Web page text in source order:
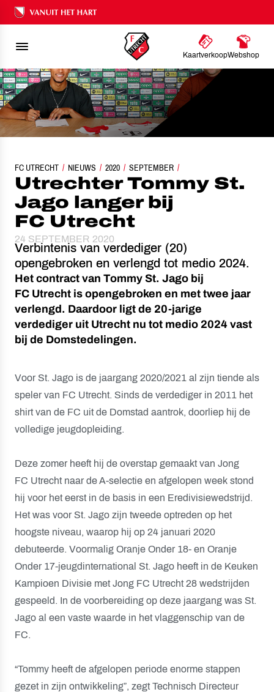
Ons nalatenschap
KaartverkoopWebshop
FC UTRECHT NIEUWS 2020 SEPTEMBER
UTRECHTER TOMMY ST. JAGO LANGER BIJ FC UTRECHT
Utrechter Tommy St.
Jago langer bij
FC Utrecht
24 SEPTEMBER 2020
Verbintenis van verdediger (20)
opengebroken en verlengd tot medio 2024.
Het contract van Tommy St. Jago bij
FC Utrecht is opengebroken en met twee jaar
verlengd. Daardoor ligt de 20-jarige
verdediger uit Utrecht nu tot medio 2024 vast
bij de Domstedelingen.
Voor St. Jago is de jaargang 2020/2021 al zijn tiende als
speler van FC Utrecht. Sinds de verdediger in 2011 het
shirt van de FC uit de Domstad aantrok, doorliep hij de
volledige jeugdopleiding.
Deze zomer heeft hij de overstap gemaakt van Jong
FC Utrecht naar de A-selectie en afgelopen week stond
hij voor het eerst in de basis in een Eredivisiewedstrijd.
Het was voor St. Jago zijn tweede optreden op het
hoogste niveau, waarop hij op 24 januari 2020
debuteerde. Voormalig Oranje Onder 18- en Oranje
Onder 17-jeugdinternational St. Jago heeft in de Keuken
Kampioen Divisie met Jong FC Utrecht 28 wedstrijden
gespeeld. In de voorbereiding op deze jaargang was St.
Jago al een vaste waarde in het vlaggenschip van de
FC.
“Tommy heeft de afgelopen periode enorme stappen
gezet in zijn ontwikkeling”, zegt Technisch Directeur